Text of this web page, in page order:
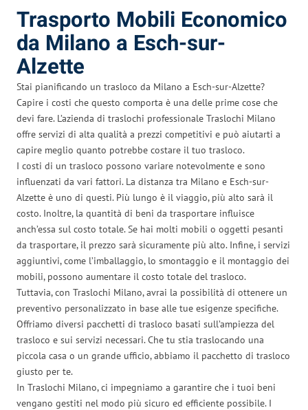
Trasporto Mobili Economico
da Milano a Esch-sur-
Alzette
Stai pianificando un trasloco da Milano a Esch-sur-Alzette?
Capire i costi che questo comporta è una delle prime cose che
devi fare. L’azienda di traslochi professionale Traslochi Milano
offre servizi di alta qualità a prezzi competitivi e può aiutarti a
capire meglio quanto potrebbe costare il tuo trasloco.
I costi di un trasloco possono variare notevolmente e sono
influenzati da vari fattori. La distanza tra Milano e Esch-sur-
Alzette è uno di questi. Più lungo è il viaggio, più alto sarà il
costo. Inoltre, la quantità di beni da trasportare influisce
anch’essa sul costo totale. Se hai molti mobili o oggetti pesanti
da trasportare, il prezzo sarà sicuramente più alto. Infine, i servizi
aggiuntivi, come l’imballaggio, lo smontaggio e il montaggio dei
mobili, possono aumentare il costo totale del trasloco.
Tuttavia, con Traslochi Milano, avrai la possibilità di ottenere un
preventivo personalizzato in base alle tue esigenze specifiche.
Offriamo diversi pacchetti di trasloco basati sull’ampiezza del
trasloco e sui servizi necessari. Che tu stia traslocando una
piccola casa o un grande ufficio, abbiamo il pacchetto di trasloco
giusto per te.
In Traslochi Milano, ci impegniamo a garantire che i tuoi beni
vengano gestiti nel modo più sicuro ed efficiente possibile. I